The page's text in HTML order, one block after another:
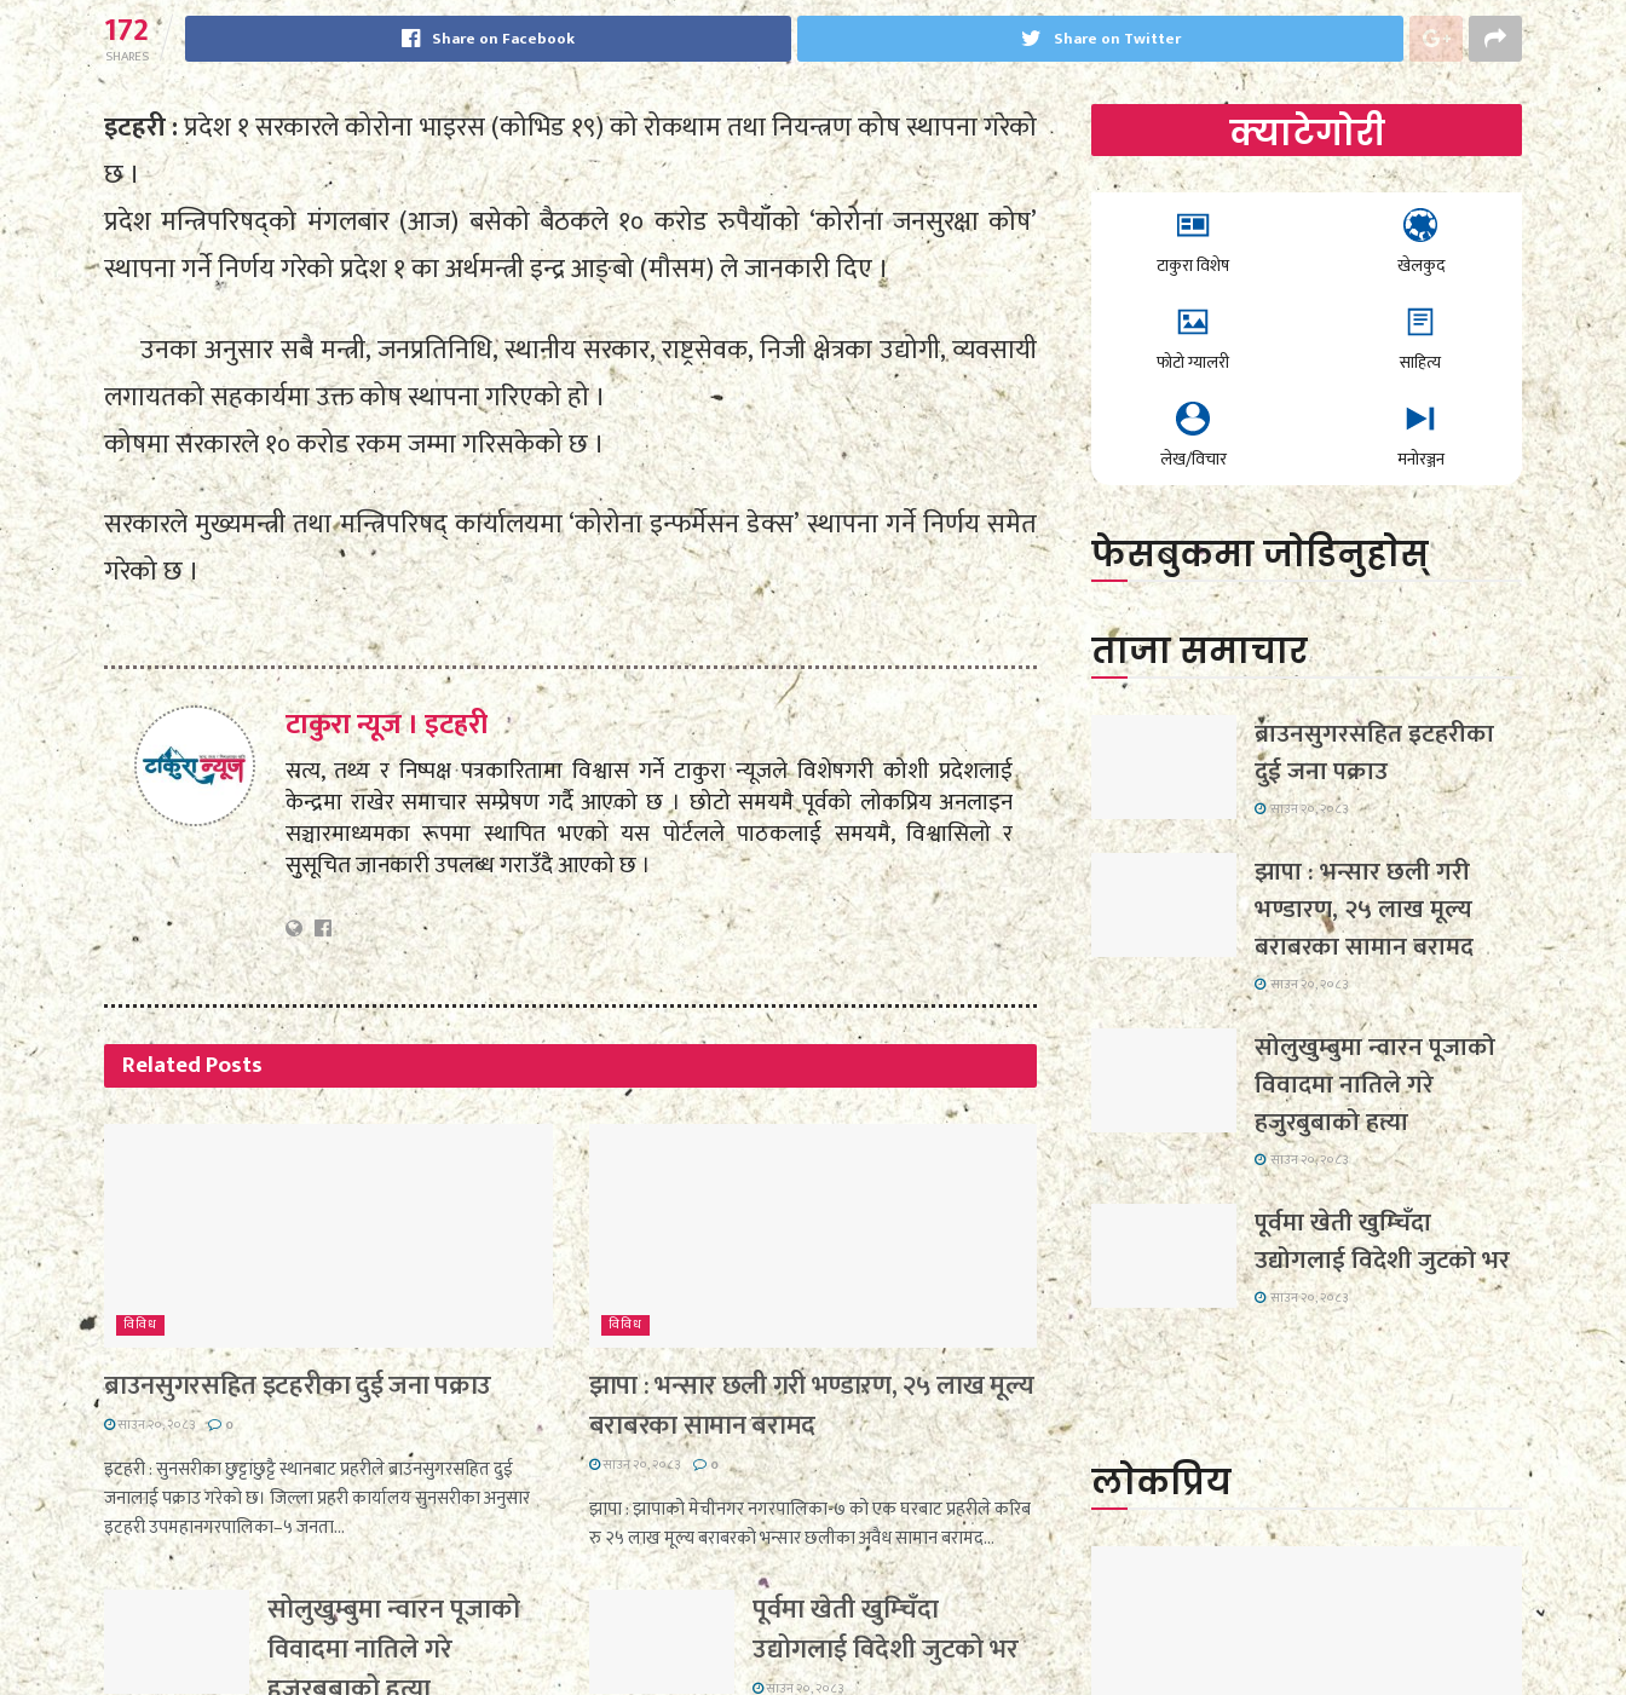
172
SHARES
Share on Facebook Share on Twitter
इटहरी :प्रदेश १ सरकारले कोरोना भाइरस (कोभिड १९) को रोकथाम तथा नियन्त्रण कोष स्थापना गरेको
छ ।
प्रदेश मन्त्रिपरिषद्को मंगलबार (आज) बसेको बैठकले १० करोड रुपैयाँको ‘कोरोना जनसुरक्षा कोष’
स्थापना गर्ने निर्णय गरेको प्रदेश १ का अर्थमन्त्री इन्द्र आङ्बो (मौसम) ले जानकारी दिए ।
उनका अनुसार सबै मन्त्री, जनप्रतिनिधि, स्थानीय सरकार, राष्ट्रसेवक, निजी क्षेत्रका उद्योगी, व्यवसायी
लगायतको सहकार्यमा उक्त कोष स्थापना गरिएको हो ।
कोषमा सरकारले १० करोड रकम जम्मा गरिसकेको छ ।
सरकारले मुख्यमन्त्री तथा मन्त्रिपरिषद् कार्यालयमा ‘कोरोना इन्फर्मेसन डेक्स’ स्थापना गर्ने निर्णय समेत
गरेको छ ।
टाकुरा न्यूज । इटहरी
सत्य, तथ्य र निष्पक्ष पत्रकारितामा विश्वास गर्ने टाकुरा न्यूजले विशेषगरी कोशी प्रदेशलाई
केन्द्रमा राखेर समाचार सम्प्रेषण गर्दै आएको छ । छोटो समयमै पूर्वको लोकप्रिय अनलाइन
सञ्चारमाध्यमका रूपमा स्थापित भएको यस पोर्टलले पाठकलाई समयमै, विश्वासिलो र
सुसूचित जानकारी उपलब्ध गराउँदै आएको छ ।
RelatedPosts
विविध
ब्राउनसुगरसहित इटहरीका दुई जना पक्राउ
साउन २०, २०८३ 0
इटहरी : सुनसरीका छुट्टाछुट्टै स्थानबाट प्रहरीले ब्राउनसुगरसहित दुई
जनालाई पक्राउ गरेको छ। जिल्ला प्रहरी कार्यालय सुनसरीका अनुसार
इटहरी उपमहानगरपालिका–५ जनता...
विविध
झापा : भन्सार छली गरी भण्डारण, २५ लाख मूल्य
बराबरका सामान बरामद
साउन २०, २०८३ 0
झापा : झापाको मेचीनगर नगरपालिका-७ को एक घरबाट प्रहरीले करिब
रु २५ लाख मूल्य बराबरको भन्सार छलीका अवैध सामान बरामद...
सोलुखुम्बुमा न्वारन पूजाको
विवादमा नातिले गरे
पूर्वमा खेती खुम्चिँदा
उद्योगलाई विदेशी जुटको भर
साउन २०, २०८३
क्याटेगाेरी
टाकुरा विशेष खेलकुद
फोटो ग्यालरी साहित्य
लेख/विचार मनोरञ्जन
फेसबुकमा जाेडिनुहाेस्
ताजा समाचार
ब्राउनसुगरसहित इटहरीका
दुई जना पक्राउ
साउन २०, २०८३
झापा : भन्सार छली गरी
भण्डारण, २५ लाख मूल्य
बराबरका सामान बरामद
साउन २०, २०८३
सोलुखुम्बुमा न्वारन पूजाको
विवादमा नातिले गरे
हजुरबुबाको हत्या
साउन २०, २०८३
पूर्वमा खेती खुम्चिँदा
उद्योगलाई विदेशी जुटको भर
साउन २०, २०८३
लाेकप्रिय